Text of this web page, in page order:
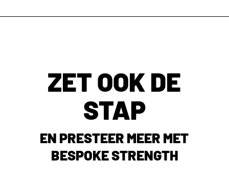
ZET OOK DE
STAP
EN PRESTEER MEER MET
BESPOKE STRENGTH